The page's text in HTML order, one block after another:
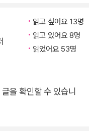
. 이 책은 어떻
게 효율적으로 일할 수
력이 되어줄 것이다. 그
국 모든 직장인에게 최
읽고 싶어요 13명
읽고 있어요 8명
읽었어요 53명
을 확인할 수 있습니